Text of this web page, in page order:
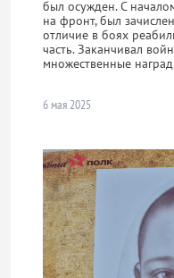
был осужден. С
на фронт, был
отличие в боях
часть. Заканчивал
множественные
6 мая 2025